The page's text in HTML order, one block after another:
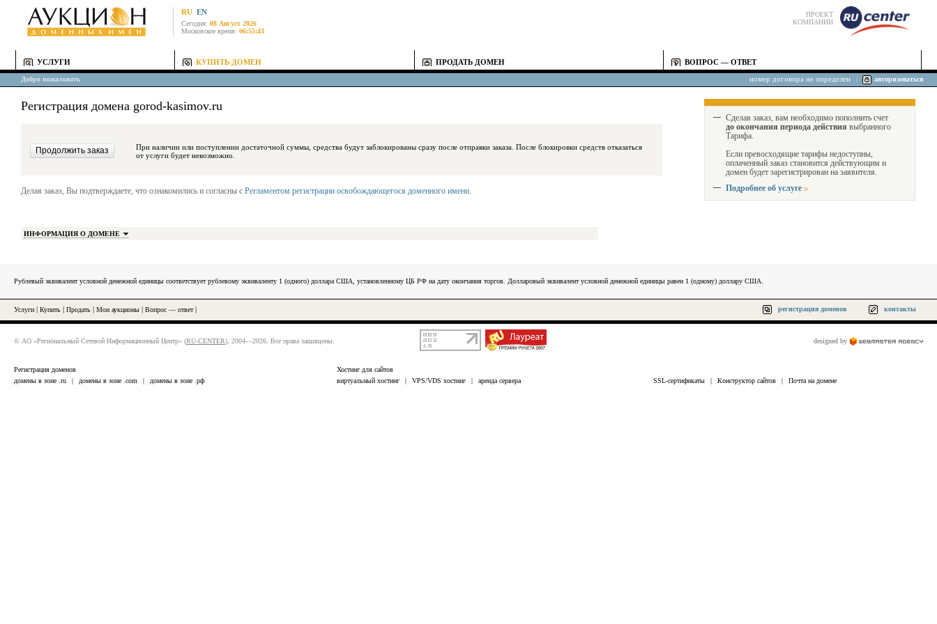
RU EN
Сегодня: 08 Август 2026
Московское время: 06:55:43
ПРОЕКТ
КОМПАНИИ
УСЛУГИ КУПИТЬ ДОМЕН ПРОДАТЬ ДОМЕН ВОПРОС — ОТВЕТ
Добро пожаловать номер договора не определен авторизоваться
Регистрация домена gorod-kasimov.ru
При наличии или поступлении достаточной суммы, средства будут заблокированы сразу после отправки заказа. После блокировки средств отказаться
от услуги будет невозможно.
Делая заказ, Вы подтверждаете, что ознакомились и согласны с Регламентом регистрации освобождающегося доменного имени.
ИНФОРМАЦИЯ О ДОМЕНЕ
Сделав заказ, вам необходимо пополнить счет
до окончания периода действия выбранного
Тарифа.
Если превосходящие тарифы недоступны,
оплаченный заказ становится действующим и
домен будет зарегистрирован на заявителя.
Подробнее об услуге
Рублевый эквивалент условной денежной единицы соответствует рублевому эквиваленту 1 (одного) доллара США, установленному ЦБ РФ на дату окончания торгов. Долларовый эквивалент условной денежной единицы равен 1 (одному) доллару США.
Услуги Купить Продать Мои аукционы Вопрос — ответ| регистрация доменов контакты
© АО «Региональный Сетевой Информационный Центр» (RU-CENTER), 2004—2026. Все права защищены. designed by
Регистрация доменов
домены в зоне .ru
| домены в зоне .com | домены в зоне .рф
Хостинг для сайтов
виртуальный хостинг
| VPS/VDS хостинг | аренда сервера SSL-сертификаты | Конструктор сайтов | Почта на домене